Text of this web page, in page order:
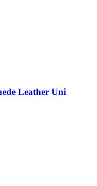
Leather Uni